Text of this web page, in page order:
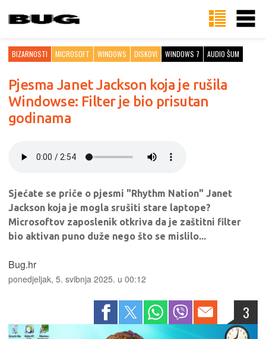
BIZARNOSTI MICROSOFT WINDOWS DISKOVI WINDOWS 7 AUDIO ŠUM
Pjesma Janet Jackson koja je rušila
Windowse: Filter je bio prisutan
godinama
Sjećate se priče o pjesmi "Rhythm Nation" Janet
Jackson koja je mogla srušiti stare laptope?
Microsoftov zaposlenik otkriva da je zaštitni filter
bio aktivan puno duže nego što se mislilo...
Bug.hr
ponedjeljak, 5. svibnja 2025. u 00:12
3